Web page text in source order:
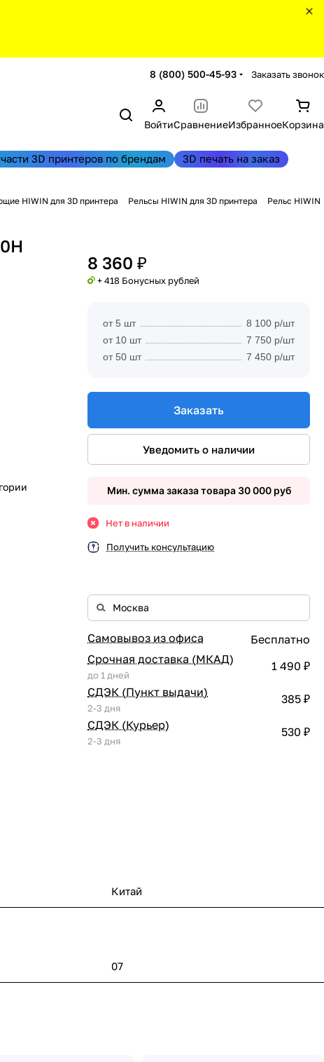
8 (800) 500-45-93 Заказать звонок
ВойтиСравнениеИзбранноеКорзина
3D принтеров по брендам 3D печать на заказ
HIWIN для 3D принтера Рельсы HIWIN для 3D принтера
Рельс HIWIN
8 360 ₽
+ 418 Бонусных рублей
от 5 шт
8 100 р/шт
от 10 шт
7 750 р/шт
от 50 шт
7 450 р/шт
Заказать
Уведомить о наличии
Мин. сумма заказа товара 30 000 руб
Нет в наличии
Получить консультацию
Самовывоз из офиса
Бесплатно
Срочная доставка (МКАД)
до 1 дней
1 490 ₽
СДЭК (Пункт выдачи)
2-3 дня
385 ₽
СДЭК (Курьер)
2-3 дня
530 ₽
Китай
07